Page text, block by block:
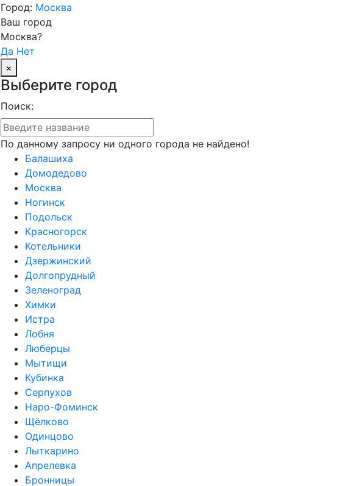
Город: Москва
Ваш город
Москва?
Да Нет
×
Выберите город
Поиск:
По данному запросу ни одного города не найдено!
Балашиха
Домодедово
Москва
Ногинск
Подольск
Красногорск
Котельники
Дзержинский
Долгопрудный
Зеленоград
Химки
Истра
Лобня
Люберцы
Мытищи
Кубинка
Серпухов
Наро-Фоминск
Щёлково
Одинцово
Лыткарино
Апрелевка
Бронницы